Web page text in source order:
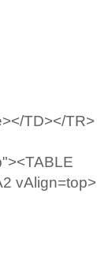
TD></TR>
vAlign=top>